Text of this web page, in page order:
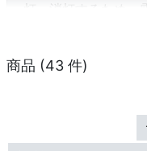
灯・消灯するため、
商品 (43 件)